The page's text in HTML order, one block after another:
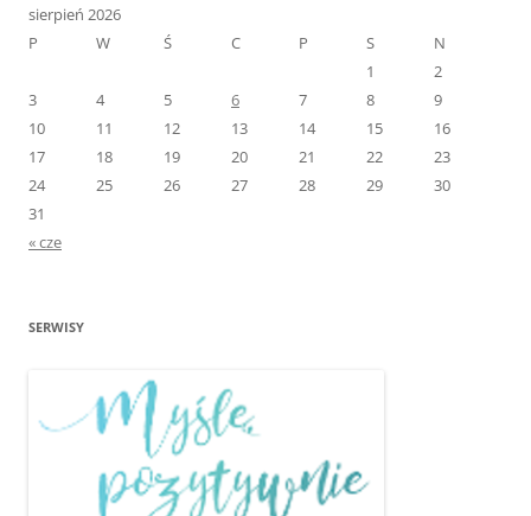
sierpień 2026
P
W Ś C P S
N
1
2
3
4 5 6 7 8
9
10
11 12 13 14 15
16
17
18 19 20 21 22
23
24
25 26 27 28 29
30
31
« cze
SERWISY